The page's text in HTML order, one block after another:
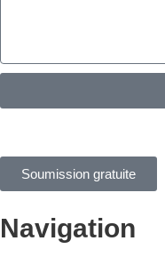
Soumission gratuite
Navigation